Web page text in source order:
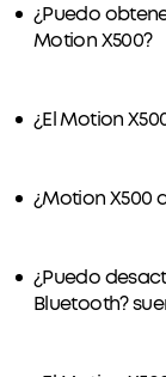
¿Puedo
Motion X500?
¿El Motion
¿Motion X500
¿Puedo
Bluetooth?